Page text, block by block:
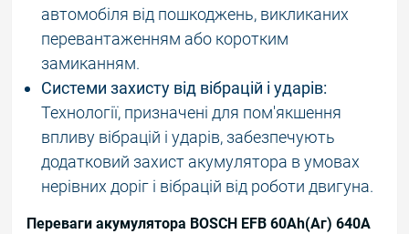
автомобіля від пошкоджень, викликаних
перевантаженням або коротким
замиканням.
Системи захисту від вібрацій і ударів:
Технології, призначені для пом'якшення
впливу вібрацій і ударів, забезпечують
додатковий захист акумулятора в умовах
нерівних доріг і вібрацій від роботи двигуна.
Переваги акумулятора BOSCH EFB 60Ah(Аг) 640A